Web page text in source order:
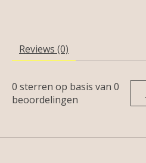
Reviews (0)
0 sterren op basis van 0
beoordelingen